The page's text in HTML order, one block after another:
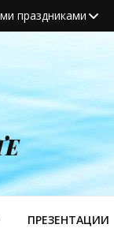
праздниками
ПРЕЗЕНТАЦИИ